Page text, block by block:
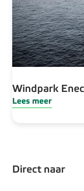
Windpark
Lees meer
Direct naar